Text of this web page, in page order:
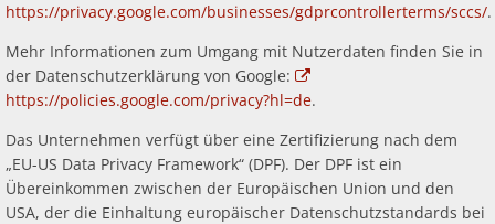
https://privacy.google.com/businesses/gdprcontrollerterms/sccs/.
Mehr Informationen zum Umgang mit Nutzerdaten finden Sie in
der Datenschutzerklärung von Google:
https://policies.google.com/privacy?hl=de.
Das Unternehmen verfügt über eine Zertifizierung nach dem
„EU-US Data Privacy Framework“ (DPF). Der DPF ist ein
Übereinkommen zwischen der Europäischen Union und den
USA, der die Einhaltung europäischer Datenschutzstandards bei